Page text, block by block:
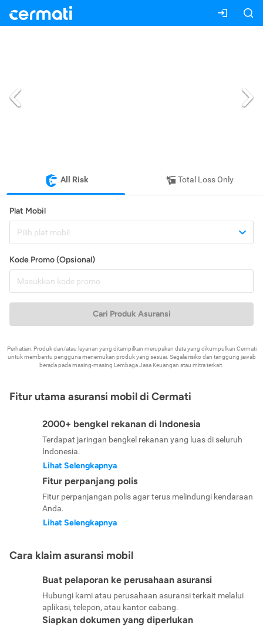
All Risk Total Loss Only
Plat Mobil
Pilih plat mobil
Kode Promo (Opsional)
Cari Produk Asuransi
Perhatian: Produk dan/atau layanan yang ditampilkan merupakan data yang dikumpulkan Cermati
untuk membantu pengguna menemukan produk yang sesuai. Segala risiko dan tanggung jawab
berada pada masing-masing Lembaga Jasa Keuangan atau mitra terkait.
Fitur utama asuransi mobil di Cermati
2000+ bengkel rekanan di Indonesia
Terdapat jaringan bengkel rekanan yang luas di seluruh
Indonesia.
Lihat Selengkapnya
Fitur perpanjang polis
Fitur perpanjangan polis agar terus melindungi kendaraan
Anda.
Lihat Selengkapnya
Cara klaim asuransi mobil
Buat pelaporan ke perusahaan asuransi
Hubungi kami atau perusahaan asuransi terkait melalui
aplikasi, telepon, atau kantor cabang.
Siapkan dokumen yang diperlukan